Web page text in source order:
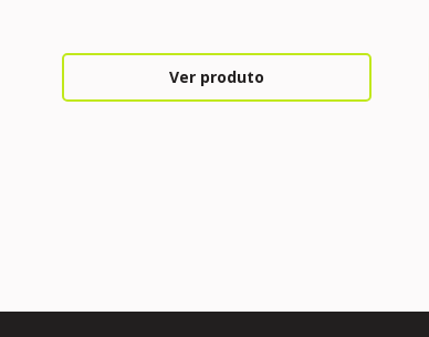
Ver produto